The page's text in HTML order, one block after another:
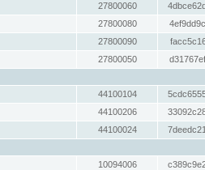
27800060
27800080
27800090
27800050
44100104
44100206
44100024
10094006